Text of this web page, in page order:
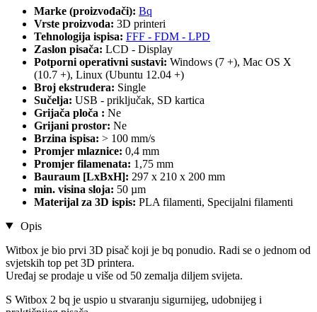
Marke (proizvođači): Bq
Vrste proizvoda: 3D printeri
Tehnologija ispisa: FFF - FDM - LPD
Zaslon pisača: LCD - Display
Potporni operativni sustavi: Windows (7 +), Mac OS X
(10.7 +), Linux (Ubuntu 12.04 +)
Broj ekstrudera: Single
Sučelja: USB - priključak, SD kartica
Grijača ploča : Ne
Grijani prostor: Ne
Brzina ispisa: > 100 mm/s
Promjer mlaznice: 0,4 mm
Promjer filamenata: 1,75 mm
Bauraum [LxBxH]: 297 x 210 x 200 mm
min. visina sloja: 50 µm
Materijal za 3D ispis: PLA filamenti, Specijalni filamenti
Opis
Witbox je bio prvi 3D pisač koji je bq ponudio. Radi se o jednom od
svjetskih top pet 3D printera.
Uređaj se prodaje u više od 50 zemalja diljem svijeta.
S Witbox 2 bq je uspio u stvaranju sigurnijeg, udobnijeg i